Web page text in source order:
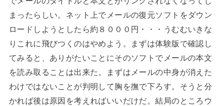
まったらしい。ネット上でメールの復元ソフトをダウン
ロードしようとしたら約８０００円・・・うむむいきな
りこれに飛びつくのはやめよう。まずは体験版で確認し
てみると、ありがたいことにそのソフトでメールの本文
を読み取ることは出来た。まずはメールの中身が消えた
わけではないことが判明して胸を撫で下ろす。そうと分
かれば後は原因を考えればいいだけだ。結局のところウ